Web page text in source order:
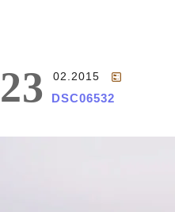
23 02.2015
DSC06532